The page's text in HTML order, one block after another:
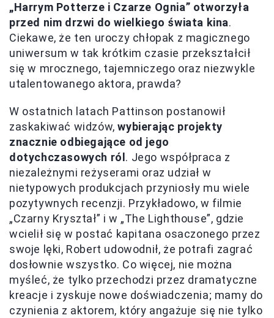
„Harrym Potterze i Czarze Ognia” otworzyła
przed nim drzwi do wielkiego świata kina.
Ciekawe, że ten uroczy chłopak z magicznego
uniwersum w tak krótkim czasie przekształcił
się w mrocznego, tajemniczego oraz niezwykle
utalentowanego aktora, prawda?
W ostatnich latach Pattinson postanowił
zaskakiwać widzów,wybierając projekty
znacznie odbiegające od jego
dotychczasowych ról. Jego współpraca z
niezależnymi reżyserami oraz udział w
nietypowych produkcjach przyniosły mu wiele
pozytywnych recenzji. Przykładowo, w filmie
„Czarny Kryształ” i w „The Lighthouse”, gdzie
wcielił się w postać kapitana osaczonego przez
swoje lęki, Robert udowodnił, że potrafi zagrać
dosłownie wszystko. Co więcej, nie można
myśleć, że tylko przechodzi przez dramatyczne
kreacje i zyskuje nowe doświadczenia; mamy do
czynienia z aktorem, który angażuje się nie tylko